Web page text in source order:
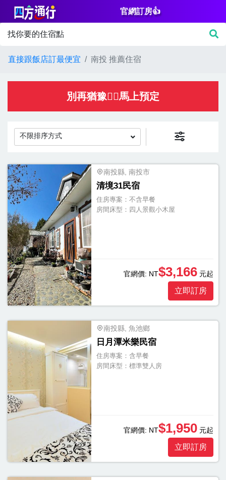
官網訂房👍
找你要的住宿點
直接跟飯店訂最便宜 南投 推薦住宿
別再猶豫👌🏻馬上預定
格
NT$
間
設
施
浴
浴
缸
按
摩
三
溫
暖
示
另
個
不限排序方式
南投縣, 南投市
清境31民宿
住房專案： 不含早餐
房間床型： 四人景觀小木屋
官網價: NT$3,166 元起
立即訂房
南投縣, 魚池鄉
日月潭米樂民宿
住房專案： 含早餐
房間床型： 標準雙人房
官網價: NT$1,950 元起
立即訂房